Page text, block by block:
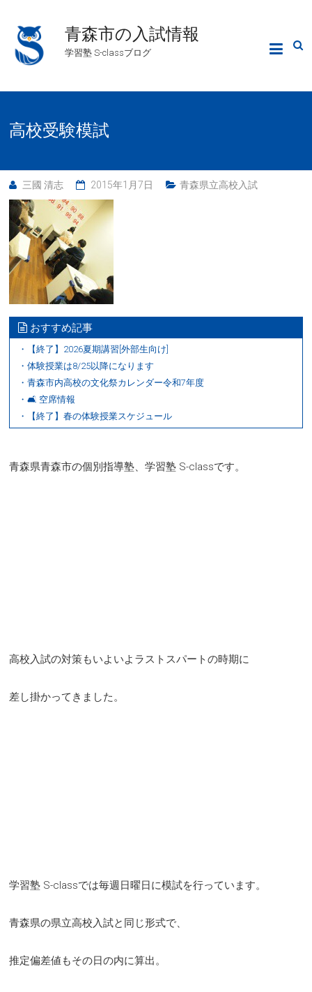
青森市の入試情報
学習塾 S-classブログ
高校受験模試
三國 清志 2015年1月7日 青森県立高校入試
おすすめ記事
・【終了】2026夏期講習[外部生向け]
・体験授業は8/25以降になります
・青森市内高校の文化祭カレンダー令和7年度
・🛋 空席情報
・【終了】春の体験授業スケジュール
青森県青森市の個別指導塾、学習塾 S-classです。
高校入試の対策もいよいよラストスパートの時期に
差し掛かってきました。
学習塾 S-classでは毎週日曜日に模試を行っています。
青森県の県立高校入試と同じ形式で、
推定偏差値もその日の内に算出。